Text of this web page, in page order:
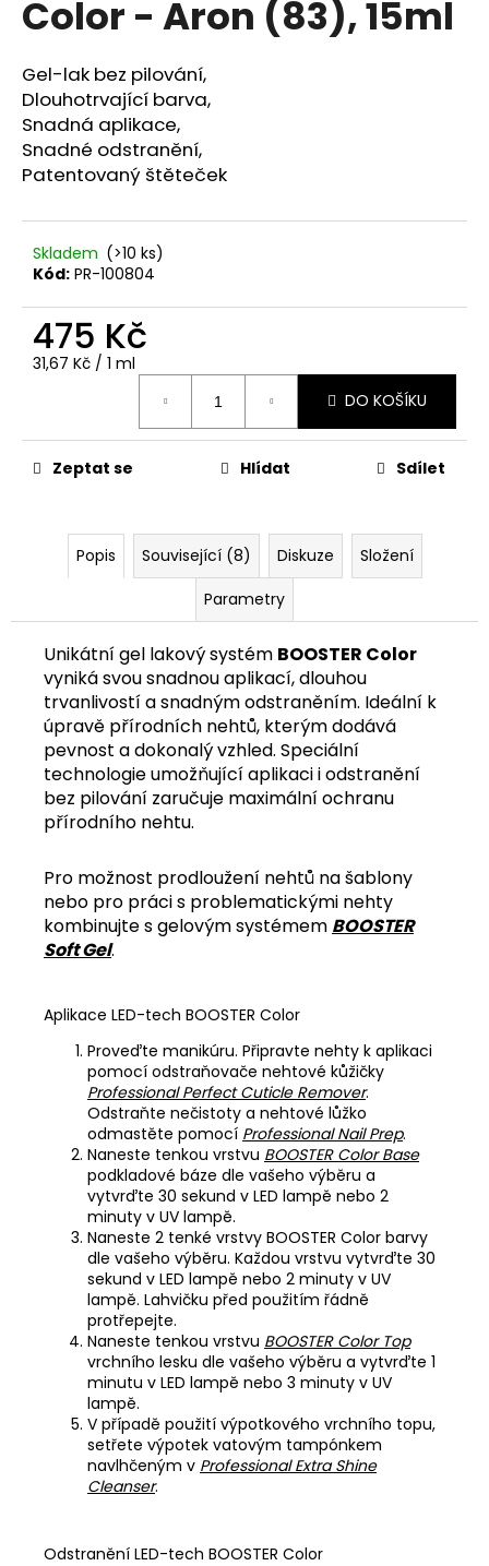
Color - Aron (83), 15ml
Gel-lak bez pilování,
Dlouhotrvající barva,
Snadná aplikace,
Snadné odstranění,
Patentovaný štěteček
Skladem (>10 ks)
Kód: PR-100804
475 Kč
Měrná
31,67 Kč / 1 ml
DO KOŠÍKU
Zeptat se Hlídat Sdílet
Popis Související (8) Diskuze
Složení
Parametry
Unikátní gel lakový systém BOOSTER Color
vyniká svou snadnou aplikací, dlouhou
trvanlivostí a snadným odstraněním. Ideální k
úpravě přírodních nehtů, kterým dodává
pevnost a dokonalý vzhled. Speciální
technologie umožňující aplikaci i odstranění
bez pilování zaručuje maximální ochranu
přírodního nehtu.
Pro možnost prodloužení nehtů na šablony
nebo pro práci s problematickými nehty
kombinujte s gelovým systémem BOOSTER
Soft Gel.
Aplikace LED-tech BOOSTER Color
Proveďte manikúru. Připravte nehty k aplikaci
pomocí odstraňovače nehtové kůžičky
Professional Perfect Cuticle Remover.
Odstraňte nečistoty a nehtové lůžko
odmastěte pomocí Professional Nail Prep.
Naneste tenkou vrstvu BOOSTER Color Base
podkladové báze dle vašeho výběru a
vytvrďte 30 sekund v LED lampě nebo 2
minuty v UV lampě.
Naneste 2 tenké vrstvy BOOSTER Color barvy
dle vašeho výběru. Každou vrstvu vytvrďte 30
sekund v LED lampě nebo 2 minuty v UV
lampě. Lahvičku před použitím řádně
protřepejte.
Naneste tenkou vrstvu BOOSTER Color Top
vrchního lesku dle vašeho výběru a vytvrďte 1
minutu v LED lampě nebo 3 minuty v UV
lampě.
V případě použití výpotkového vrchního topu,
setřete výpotek vatovým tampónkem
navlhčeným v Professional Extra Shine
Cleanser.
Odstranění LED-tech BOOSTER Color
a
í
t
?
D
o
r
u